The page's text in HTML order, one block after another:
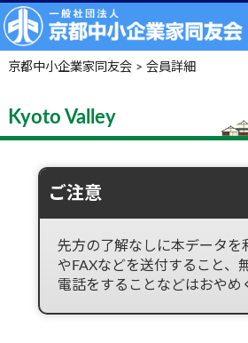
京都中小企業家同友会> 会員詳細
Kyoto Valley
ご注意
先方の了解なしに本データを
やFAXなどを送付すること、
電話をすることなどはおやめ